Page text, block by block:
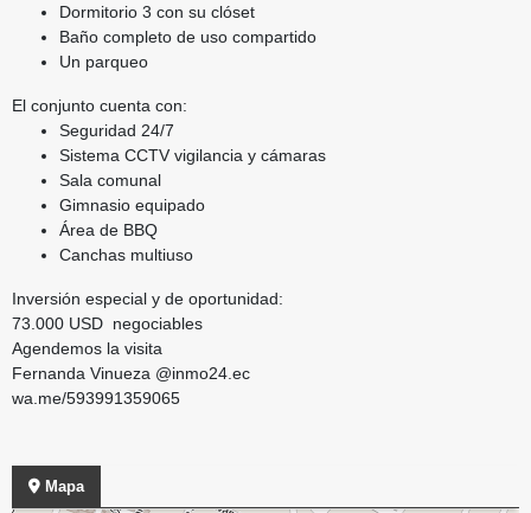
Dormitorio 3 con su clóset
Baño completo de uso compartido
Un parqueo
El conjunto cuenta con:
Seguridad 24/7
Sistema CCTV vigilancia y cámaras
Sala comunal
Gimnasio equipado
Área de BBQ
Canchas multiuso
Inversión especial y de oportunidad:
73.000 USD negociables
Agendemos la visita
Fernanda Vinueza @inmo24.ec
wa.me/593991359065
Mapa